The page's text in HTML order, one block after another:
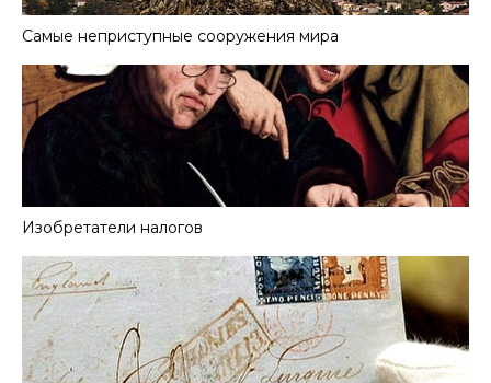
Самые неприступные сооружения мира
Изобретатели налогов